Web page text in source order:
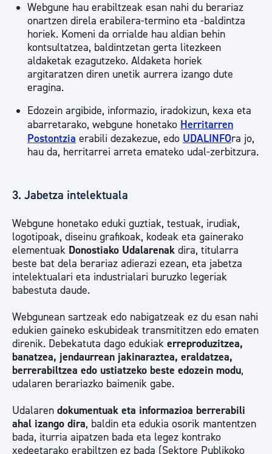
Webgune hau erabiltzeak esan nahi du berariaz
onartzen direla erabilera-termino eta -baldintza
horiek. Komeni da orrialde hau aldian behin
kontsultatzea, baldintzetan gerta litezkeen
aldaketak ezagutzeko. Aldaketa horiek
argitaratzen diren unetik aurrera izango dute
eragina.
Edozein argibide, informazio, iradokizun, kexa eta
abarretarako, webgune honetako Herritarren
Postontzia erabili dezakezue, edo UDALINFOra jo,
hau da, herritarrei arreta emateko udal-zerbitzura.
3. Jabetza intelektuala
Webgune honetako eduki guztiak, testuak, irudiak,
logotipoak, diseinu grafikoak, kodeak eta gainerako
elementuak Donostiako Udalarenak dira, titularra
beste bat dela berariaz adierazi ezean, eta jabetza
intelektualari eta industrialari buruzko legeriak
babestuta daude.
Webgunean sartzeak edo nabigatzeak ez du esan nahi
edukien gaineko eskubideak transmititzen edo ematen
direnik. Debekatuta dago edukiak erreproduzitzea,
banatzea, jendaurrean jakinaraztea, eraldatzea,
berrerabiltzea edo ustiatzeko beste edozein modu,
udalaren berariazko baimenik gabe.
Udalaren dokumentuak eta informazioa berrerabili
ahal izango dira, baldin eta edukia osorik mantentzen
bada, iturria aipatzen bada eta legez kontrako
xedeetarako erabiltzen ez bada (Sektore Publikoko